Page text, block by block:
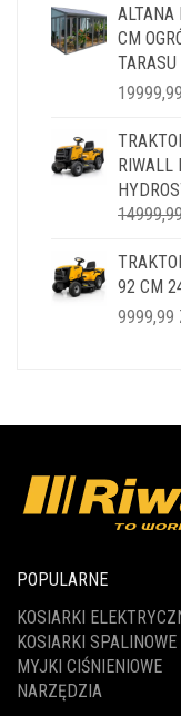
CM
TARASU
19999,99
RIWALL
92 CM
9999,99
POPULARNE
KOSIARKI
KOSIARKI SPALINOWE
MYJKI CIŚNIENIOWE
NARZĘDZIA